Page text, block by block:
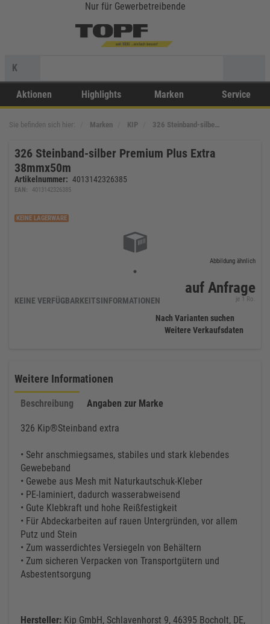
Nur für Gewerbetreibende
K
Aktionen Highlights Marken Service
Sie befinden sich hier: Marken KIP 326 Steinband-silbe…
326 Steinband-silber Premium Plus Extra
38mmx50m
Artikelnummer: 4013142326385
EAN: 4013142326385
KEINE LAGERWARE
Abbildung ähnlich
auf Anfrage
KEINE VERFÜGBARKEITSINFORMATIONEN je 1 Ro.
Nach Varianten suchen
Weitere Verkaufsdaten
Weitere Informationen
Beschreibung Angaben zur Marke
326 Kip®Steinband extra
• Sehr anschmiegsames, stabiles und stark klebendes
Gewebeband
• Gewebe aus Mesh mit Naturkautschuk-Kleber
• PE-laminiert, dadurch wasserabweisend
• Gute Klebkraft und hohe Reißfestigkeit
• Für Abdeckarbeiten auf rauen Untergründen, vor allem
Putz und Stein
• Zum wasserdichtes Versiegeln von Behältern
• Zum sicheren Verpacken von Transportgütern und
Asbestentsorgung
Hersteller: Kip GmbH, Schlavenhorst 9, 46395 Bocholt, DE,